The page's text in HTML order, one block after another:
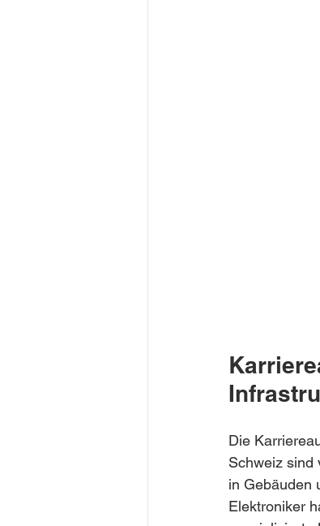
Die
Schweiz sind
in Gebäuden
Elektroniker